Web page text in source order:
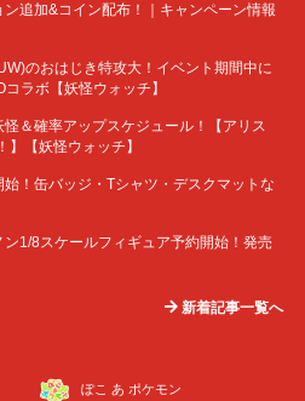
ン追加&コイン配布！｜キャンペーン情報
のおはじき特攻大！イベント期間中に
ラボ【妖怪ウォッチ】
怪＆確率アップスケジュール！【アリス
【妖怪ウォッチ】
始！缶バッジ・Tシャツ・デスクマットな
ン1/8スケールフィギュア予約開始！発売
新着記事一覧へ
ぽこ あ ポケモン